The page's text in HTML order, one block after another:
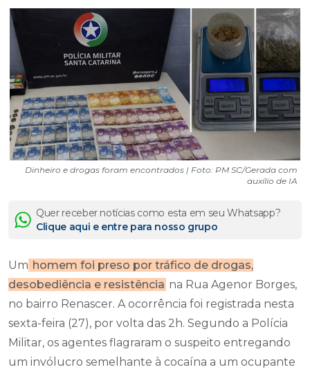
Dinheiro e drogas foram encontrados | Foto: PM SC/Gerada com
auxílio de IA
Quer receber notícias como esta em seu Whatsapp?
Clique aqui e entre para nosso grupo
Um homem foi preso por tráfico de drogas,
desobediência e resistência na Rua Agenor Borges,
no bairro Renascer. A ocorrência foi registrada nesta
sexta-feira (27), por volta das 2h. Segundo a Polícia
Militar, os agentes flagraram o suspeito entregando
um invólucro semelhante à cocaína a um ocupante